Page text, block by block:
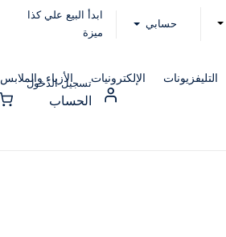
حسابي
ابدأ البيع علي كذا
ميزة
التليفزيونات الإلكترونيات الأزياء والملابس
تسجيل الدخول
الحساب